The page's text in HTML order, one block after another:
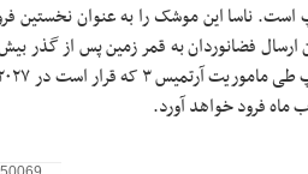
است. ناسا این موشک را به عنوان نخستین
ماه فرود خواهد آورد.